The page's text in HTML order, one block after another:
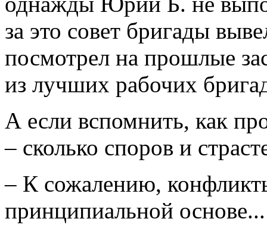
за это совет бригады
посмотрел на прошлые
из лучших рабочих
А если вспомнить, как
– сколько споров и
– К сожалению,
принципиальной основе...